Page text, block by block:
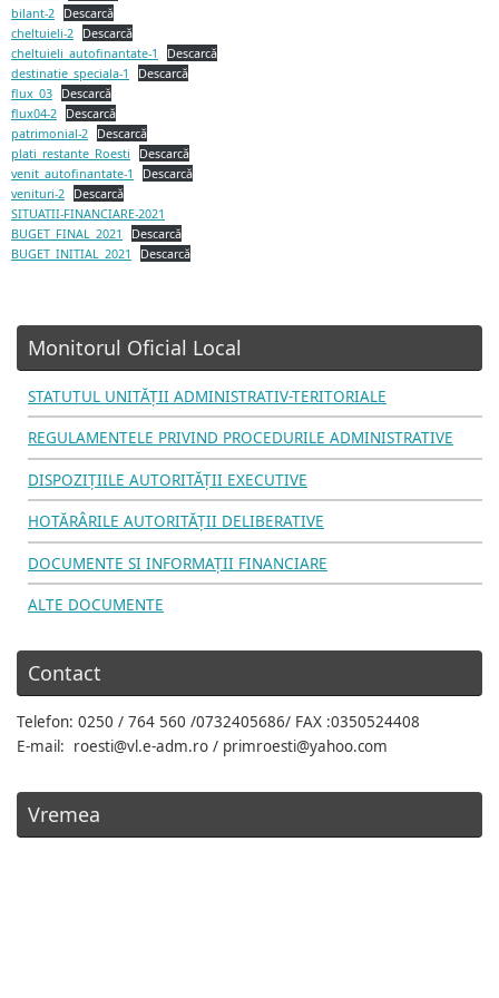
bilant-2 Descarcă
cheltuieli-2 Descarcă
cheltuieli_autofinantate-1
Descarcă
destinatie_speciala-1
Descarcă
flux_03 Descarcă
flux04-2 Descarcă
patrimonial-2 Descarcă
plati_restante_Roesti
Descarcă
venit_autofinantate-1
Descarcă
venituri-2 Descarcă
SITUATII-FINANCIARE-2021
BUGET_FINAL_2021
Descarcă
BUGET_INITIAL_2021
Descarcă
Monitorul Oficial Local
STATUTUL UNITĂŢII ADMINISTRATIV-TERITORIALE
REGULAMENTELE PRIVIND PROCEDURILE ADMINISTRATIVE
DISPOZIŢIILE AUTORITĂŢII EXECUTIVE
HOTĂRÂRILE AUTORITĂŢII DELIBERATIVE
DOCUMENTE SI INFORMAŢII FINANCIARE
ALTE DOCUMENTE
Contact
Telefon: 0250 / 764 560 /0732405686/ FAX :0350524408
E-mail: roesti@vl.e-adm.ro / primroesti@yahoo.com
Vremea